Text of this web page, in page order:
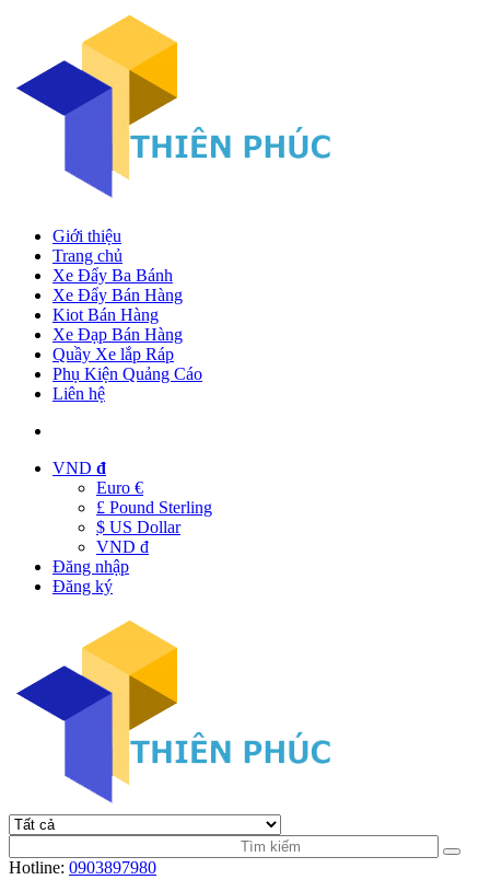
Giới thiệu
Trang chủ
Xe Đẩy Ba Bánh
Xe Đẩy Bán Hàng
Kiot Bán Hàng
Xe Đạp Bán Hàng
Quầy Xe lắp Ráp
Phụ Kiện Quảng Cáo
Liên hệ
VND đ
Euro €
£ Pound Sterling
$ US Dollar
VND đ
Đăng nhập
Đăng ký
Hotline: 0903897980